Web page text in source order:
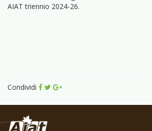
AIAT triennio 2024-26.
Condividi